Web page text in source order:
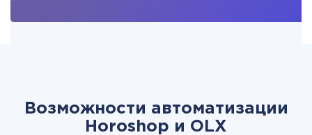
Возможности автоматизации
Horoshop и OLX